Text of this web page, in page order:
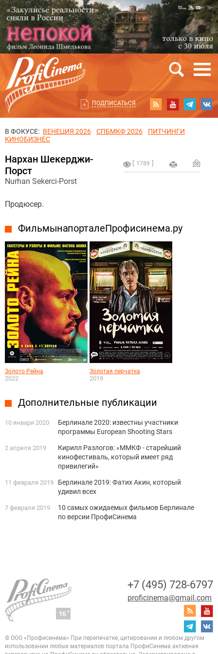
ПОДПИСАТЬСЯ
В ФОКУСЕ: ВЕНЕЦИЯ 2026 СПБМКФ 2026
ПИТЧИНГИ
КИНОБИЗНЕС
1789
Нархан Шекерджи-
Порст
Nurhan Sekerci-Porst
Продюсер.
Фильмы на портале Профисинема.ру
Золото Рейна
2022
Золотая перчатка
2019
Дополнительные публикации
10 января 2020
Берлинале 2020: известны участники
программы European Shooting Stars
2 апреля 2019
Кирилл Разлогов: «ММКФ - старейший
кинофестиваль, который имеет ряд
привилегий»
11 февраля 2019
Берлинале 2019: Фатих Акин, который
удивил всех
7 февраля 2019
10 самых ожидаемых фильмов Берлинале
по версии ПрофиСинема
+7 (495) 728-6797
proficinema@gmail.com
© ООО «Профисинема» При перепечатке, цитировании и любом другом
использовании любых материалов портала ПрофиСинема активная